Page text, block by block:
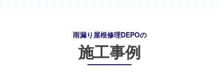
雨漏り屋根修理DEPOの
施工事例